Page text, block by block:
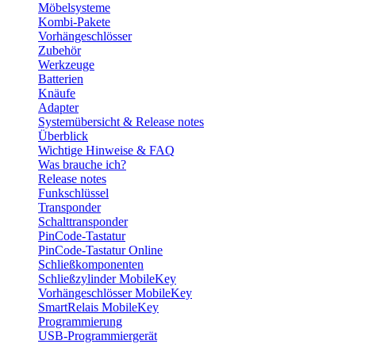
Möbelsysteme
Kombi-Pakete
Vorhängeschlösser
Zubehör
Werkzeuge
Batterien
Knäufe
Adapter
Systemübersicht & Release notes
Überblick
Wichtige Hinweise & FAQ
Was brauche ich?
Release notes
Funkschlüssel
Transponder
Schalttransponder
PinCode-Tastatur
PinCode-Tastatur Online
Schließkomponenten
Schließzylinder MobileKey
Vorhängeschlösser MobileKey
SmartRelais MobileKey
Programmierung
USB-Programmiergerät